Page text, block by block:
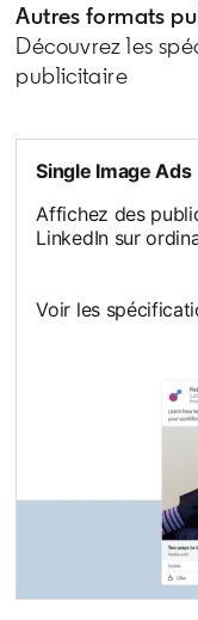
Autres formats
Découvrez les
publicitaire
Single Image Ads
Affichez des
LinkedIn sur
Voir les